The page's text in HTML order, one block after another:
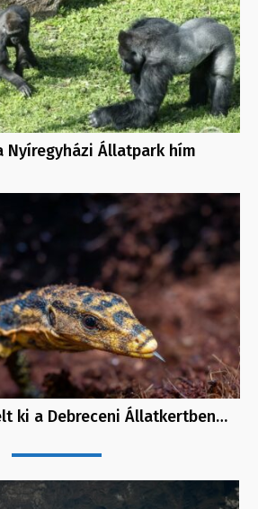
Nyíregyházi Állatpark hím
ki a Debreceni Állatkertben…